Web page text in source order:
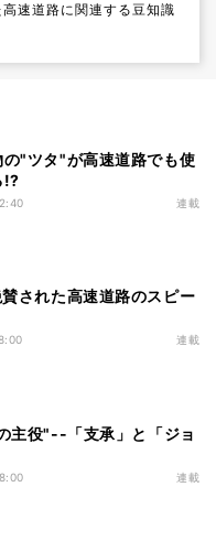
速道路に関連する豆知識
の"ツタ"が高速道路でも使
!?
連載
された高速道路のスピー
連載
主役"--「支承」と「ジョ
連載